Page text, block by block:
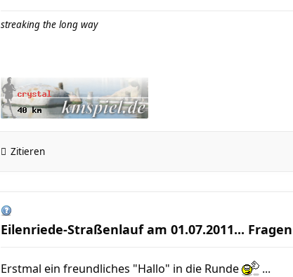
streaking the long way
Zitieren
Eilenriede-Straßenlauf am 01.07.2011...
Erstmal ein freundliches "Hallo" in die Runde ...